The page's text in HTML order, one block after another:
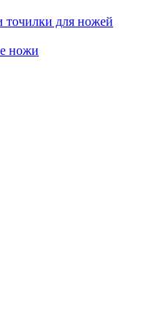
точилки для ножей
ножи